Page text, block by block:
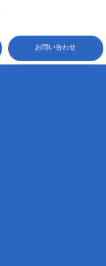
お問い合わせ